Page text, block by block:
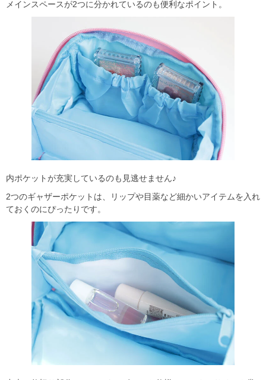
メインスペースが2つに分かれているのも便利なポイント。
内ポケットが充実しているのも見逃せません♪
2つのギャザーポケットは、リップや目薬など細かいアイテムを入れ
ておくのにぴったりです。